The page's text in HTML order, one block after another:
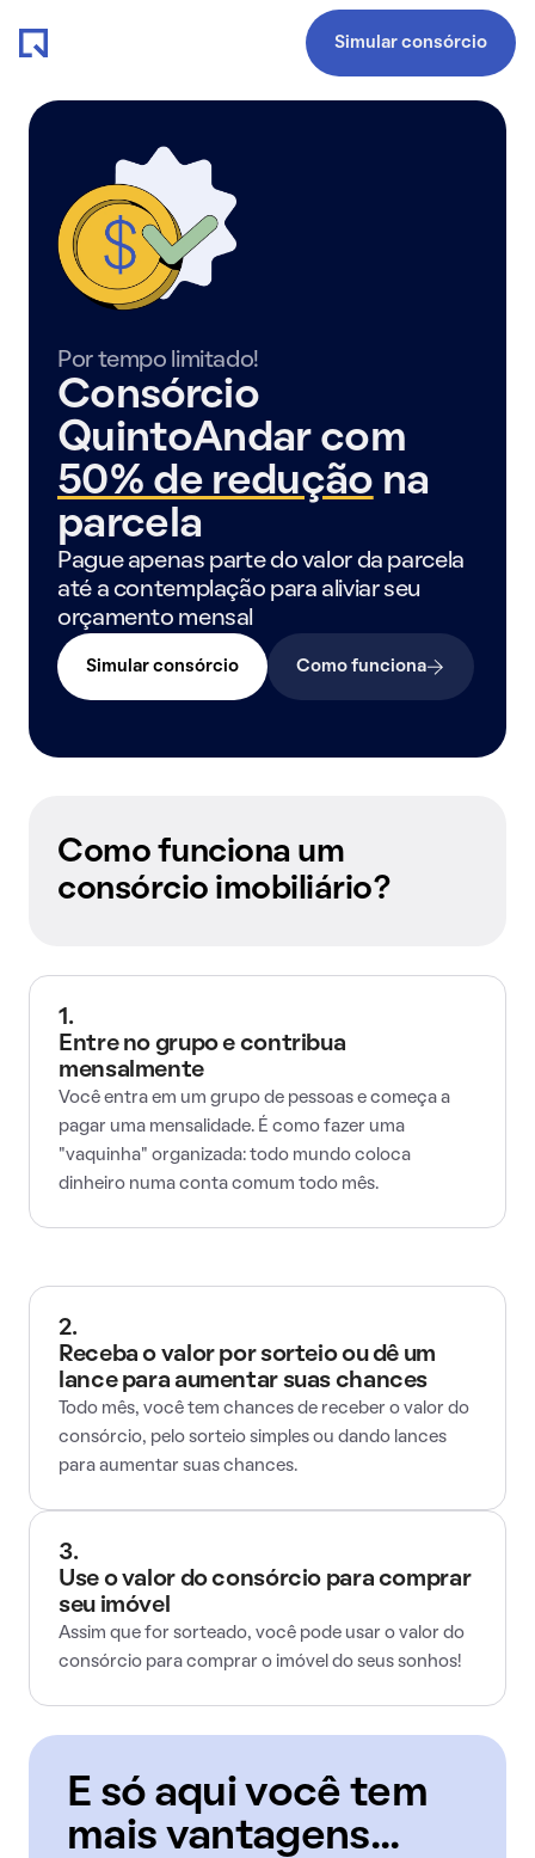
Simular consórcio
Por tempo limitado!
Consórcio
QuintoAndar com
50% de redução na
parcela
Pague apenas parte do valor da parcela
até a contemplação para aliviar seu
orçamento mensal
Simular consórcio Como funciona
Como funciona um
consórcio imobiliário?
1.
Entre no grupo e contribua
mensalmente
Você entra em um grupo de pessoas e começa a
pagar uma mensalidade. É como fazer uma
"vaquinha" organizada: todo mundo coloca
dinheiro numa conta comum todo mês.
2.
Receba o valor por sorteio ou dê um
lance para aumentar suas chances
Todo mês, você tem chances de receber o valor do
consórcio, pelo sorteio simples ou dando lances
para aumentar suas chances.
3.
Use o valor do consórcio para comprar
seu imóvel
Assim que for sorteado, você pode usar o valor do
consórcio para comprar o imóvel do seus sonhos!
E só aqui você tem
mais vantagens...